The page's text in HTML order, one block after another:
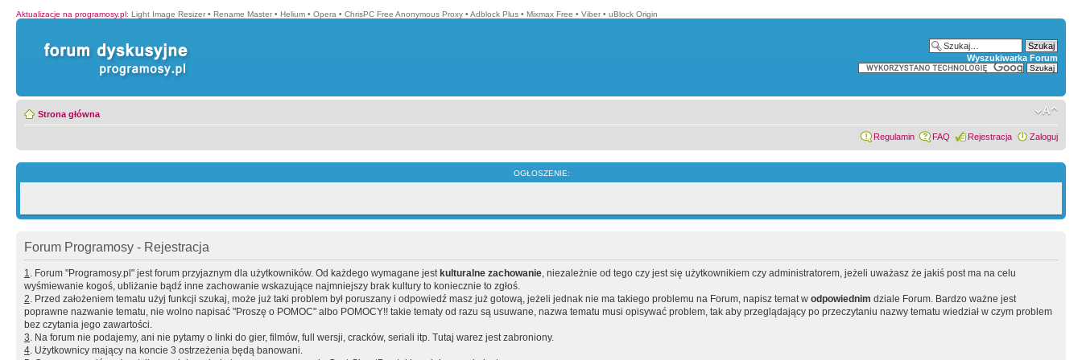
Aktualizacje na programosy.pl: Light Image Resizer • Rename Master • Helium • Opera • ChrisPC Free Anonymous Proxy • Adblock Plus • Mixmax Free • Viber • uBlock Origin
Wyszukiwarka Forum
Strona główna
Regulamin FAQ Rejestracja Zaloguj
OGŁOSZENIE:
Forum Programosy - Rejestracja
1. Forum "Programosy.pl" jest forum przyjaznym dla użytkowników. Od każdego wymagane jest kulturalne zachowanie, niezależnie od tego czy jest się użytkownikiem czy administratorem, jeżeli uważasz że jakiś post ma na celu
wyśmiewanie kogoś, ubliżanie bądź inne zachowanie wskazujące najmniejszy brak kultury to koniecznie to zgłoś.
2. Przed założeniem tematu użyj funkcji szukaj, może już taki problem był poruszany i odpowiedź masz już gotową, jeżeli jednak nie ma takiego problemu na Forum, napisz temat w odpowiednim dziale Forum. Bardzo ważne jest
poprawne nazwanie tematu, nie wolno napisać "Proszę o POMOC" albo POMOCY!! takie tematy od razu są usuwane, nazwa tematu musi opisywać problem, tak aby przeglądający po przeczytaniu nazwy tematu wiedział w czym problem
bez czytania jego zawartości.
3. Na forum nie podajemy, ani nie pytamy o linki do gier, filmów, full wersji, cracków, seriali itp. Tutaj warez jest zabroniony.
4. Użytkownicy mający na koncie 3 ostrzeżenia będą banowani.